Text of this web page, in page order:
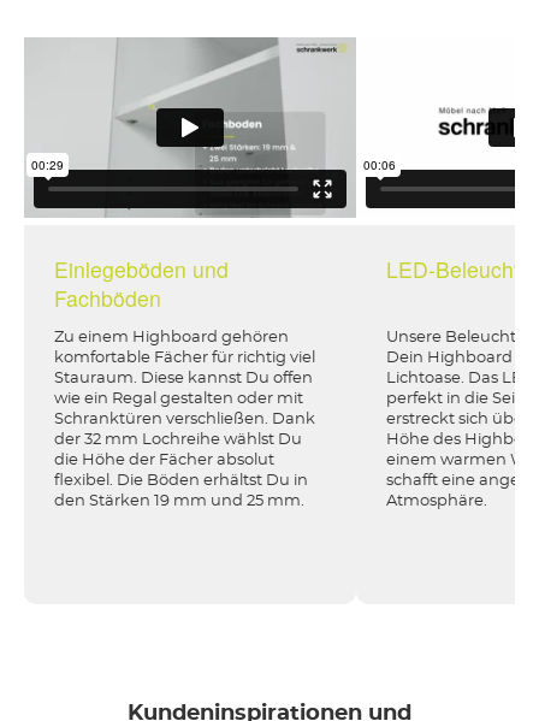
Einlegeböden und
Fachböden
Zu einem Highboard gehören
komfortable Fächer für richtig viel
Stauraum. Diese kannst Du offen
wie ein Regal gestalten oder mit
Schranktüren verschließen. Dank
der 32 mm Lochreihe wählst Du
die Höhe der Fächer absolut
flexibel. Die Böden erhältst Du in
den Stärken 19 mm und 25 mm.
LED-
Unsere
Dein Highboard in
Lichtoase. Das
perfekt in die
erstreckt sich über
Höhe des
einem warmen
schafft eine
Atmosphäre.
Kundeninspirationen und